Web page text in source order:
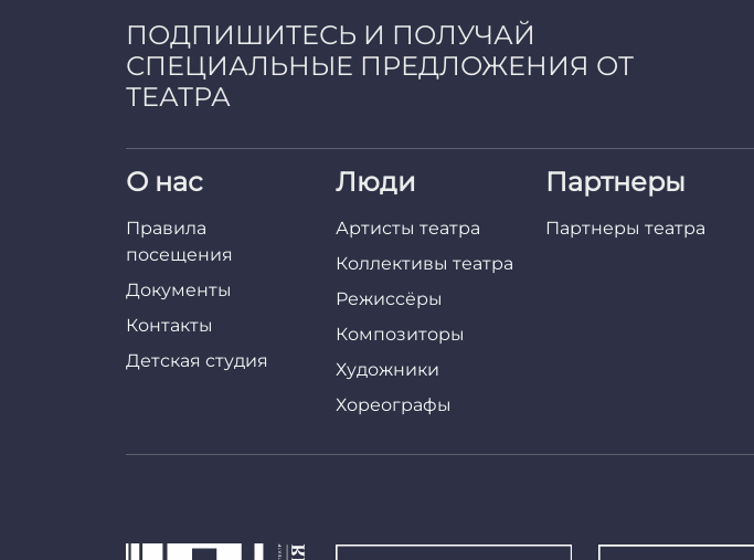
ПОДПИШИТЕСЬ И ПОЛУЧАЙ
СПЕЦИАЛЬНЫЕ ПРЕДЛОЖЕНИЯ ОТ
ТЕАТРА
О нас
Правила
посещения
Документы
Контакты
Детская студия
Люди
Артисты театра
Коллективы театра
Режиссёры
Композиторы
Художники
Хореографы
Партнеры
Партнеры театра